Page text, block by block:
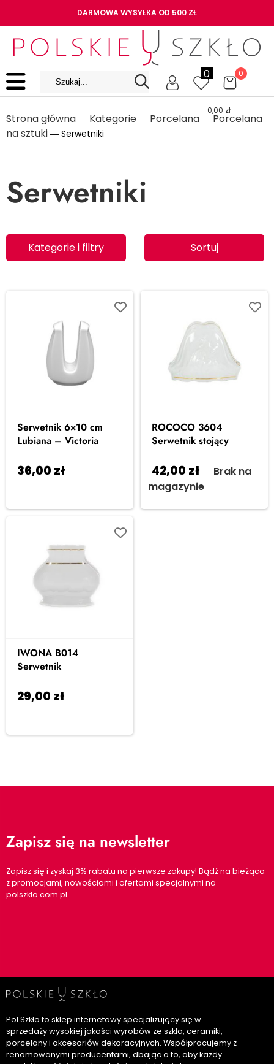
DARMOWA WYSYŁKA OD 500 ZŁ
0 0
0,00 zł
Strona główna ― Kategorie ― Porcelana ― Porcelana
na sztuki ― Serwetniki
Serwetniki
Kategorie i filtry Sortuj
Serwetnik 6×10 cm
Lubiana – Victoria
36,00 zł
ROCOCO 3604
Serwetnik stojący
42,00 zł
Brak na
magazynie
IWONA B014
Serwetnik
29,00 zł
Zapisz się na newsletter
Zapisz się i zyskaj 3% rabatu na pierwsze zakupy! Bądź na bieżąco
z promocjami, nowościami i ofertami specjalnymi na
polszklo.com.pl
Pol Szkło to sklep internetowy specjalizujący się w
sprzedaży wysokiej jakości wyrobów ze szkła, ceramiki,
porcelany i akcesoriów dekoracyjnych. Współpracujemy z
renomowanymi producentami, dbając o to, aby każdy